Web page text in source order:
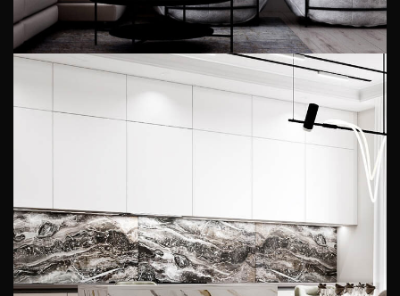
Светлый дизайн квартиры
ЖК ЛЕСНОЙ КВАРТАЛ
3-КОМНАТНЫЕ КВАРТИРЫ